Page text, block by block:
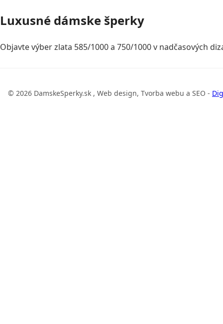
Luxusné dámske šperky
Objavte výber zlata 585/1000 a 750/1000 v nadčasových
© 2026 DamskeSperky.sk , Web design, Tvorba webu a SEO -